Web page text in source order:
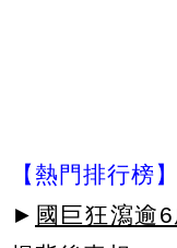
【熱門排行榜】
► 國巨狂瀉逾